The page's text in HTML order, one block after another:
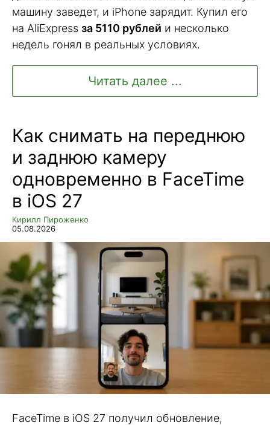
машину заведет, и iPhone зарядит. Купил его
на AliExpress за 5110 рублей и несколько
недель гонял в реальных условиях.
Читать далее ...
Как снимать на переднюю
и заднюю камеру
одновременно в FaceTime
в iOS 27
Кирилл Пироженко
05.08.2026
FaceTime в iOS 27 получил обновление,